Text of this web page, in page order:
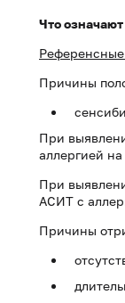
Что
Причины
При
аллергией
При
АСИТ с
Причины